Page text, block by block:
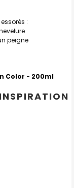
:
peigne
Color - 200ml